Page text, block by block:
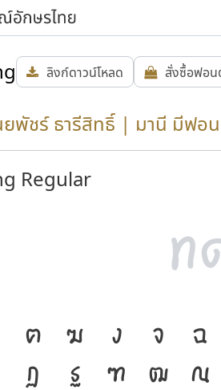
ลิงก์ดาวน์โหลด สั่งซื้อฟอน
พัชร์ ธารีสิทธิ์ | มานี มีฟอ
Regular
ฅ ฆ ง จ ฉ
ฏ ฐ ฑ ฒ ณ